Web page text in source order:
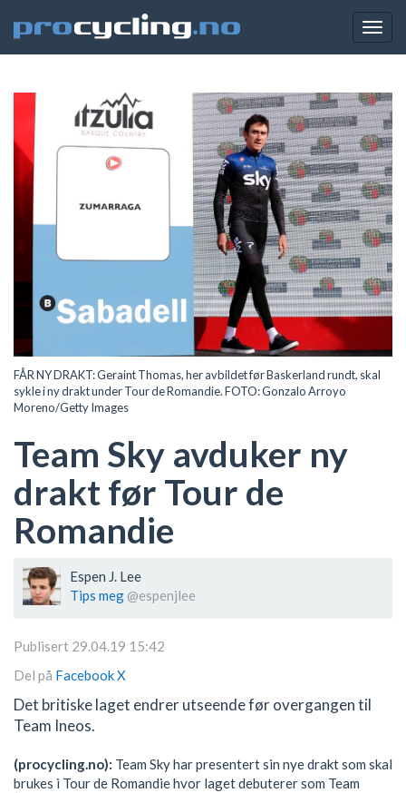
FÅR NY DRAKT: Geraint Thomas, her avbildet før Baskerland rundt, skal
sykle i ny drakt under Tour de Romandie. FOTO: Gonzalo Arroyo
Moreno/Getty Images
Team Sky avduker ny
drakt før Tour de
Romandie
Espen J. Lee
Tips meg @espenjlee
Publisert 29.04.19 15:42
Del på FacebookX
Det britiske laget endrer utseende før overgangen til
Team Ineos.
(procycling.no): Team Sky har presentert sin nye drakt som skal
brukes i Tour de Romandie hvor laget debuterer som Team